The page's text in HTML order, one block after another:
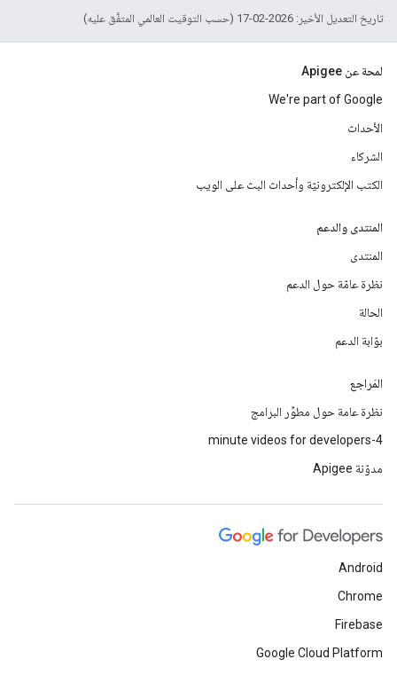
تاريخ التعديل الأخير: 2026-02-17 (حسب التوقيت العالمي المتفَّق عليه)
لمحة عن Apigee
We're part of Google
الأحداث
الشركاء
الكتب الإلكترونيّة وأحداث البث على الويب
المنتدى والدعم
المنتدى
نظرة عامّة حول الدعم
الحالة
بوّابة الدعم
المَراجع
نظرة عامة حول مطوِّر البرامج
4-minute videos for developers
مدوّنة Apigee
Android
Chrome
Firebase
Google Cloud Platform